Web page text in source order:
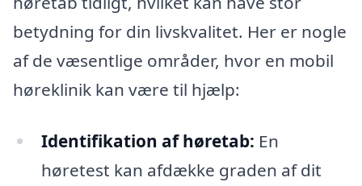
betydning for din livskvalitet. Her er nogle
af de væsentlige områder, hvor en mobil
høreklinik kan være til hjælp:
Identifikation af høretab: En
høretest kan afdække graden af dit